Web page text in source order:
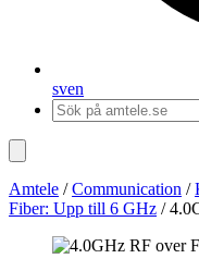
sven
Amtele /Communication /
Fiber: Upp till 6 GHz /